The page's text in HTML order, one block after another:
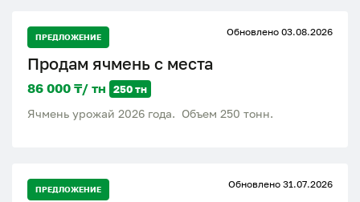
ПРЕДЛОЖЕНИЕ Обновлено 03.08.2026
Продам ячмень с места
86 000 ₸/ тн 250 тн
Ячмень урожай 2026 года. Объем 250 тонн.
ПРЕДЛОЖЕНИЕ Обновлено 31.07.2026